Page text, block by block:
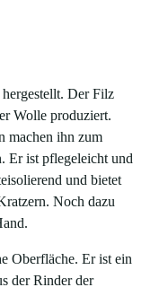
Der Filz
Wolle produziert.
machen ihn zum
Er ist pflegeleicht und
und bietet
Noch dazu
Oberfläche. Er ist ein
der Rinder der